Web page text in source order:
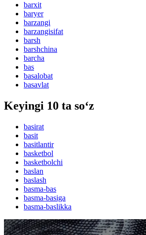
barxit
baryer
barzangi
barzangisifat
barsh
barshchina
barcha
bas
basalobat
basavlat
Keyingi 10 ta so‘z
basirat
basit
basitlantir
basketbol
basketbolchi
baslan
baslash
basma-bas
basma-basiga
basma-baslikka